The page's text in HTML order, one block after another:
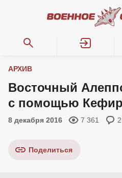
АРХИВ
Восточный
с помощью
8 декабря 2016 7 361 2
Поделиться